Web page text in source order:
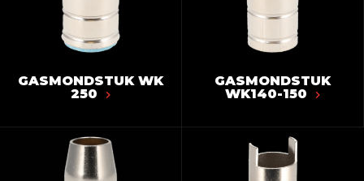
GASMONDSTUK WK
250
GASMONDSTUK
WK140-150